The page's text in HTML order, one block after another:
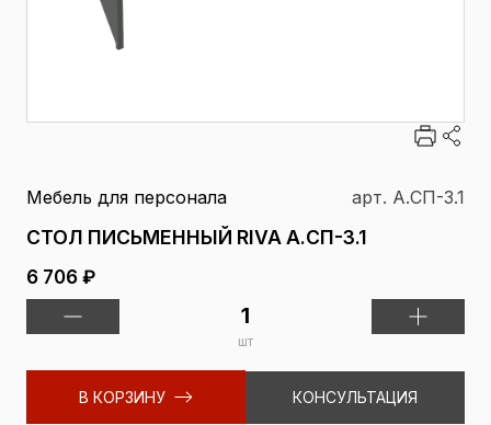
Мебель для персонала арт. А.СП-3.1
СТОЛ ПИСЬМЕННЫЙ RIVA А.СП-3.1
6 706 ₽
шт
В КОРЗИНУ КОНСУЛЬТАЦИЯ